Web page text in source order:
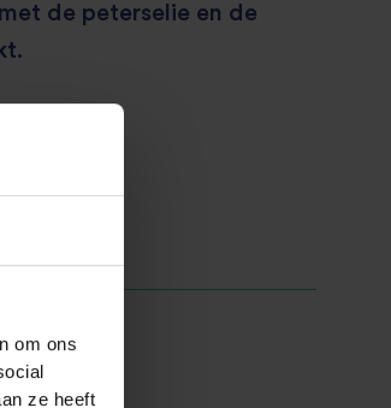
om ons
ze heeft
de peterselie en de